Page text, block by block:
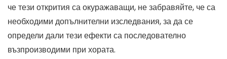
че тези открития са окуражаващи, не забравяйте, че са
необходими допълнителни изследвания, за да се
определи дали тези ефекти са последователно
възпроизводими при хората.